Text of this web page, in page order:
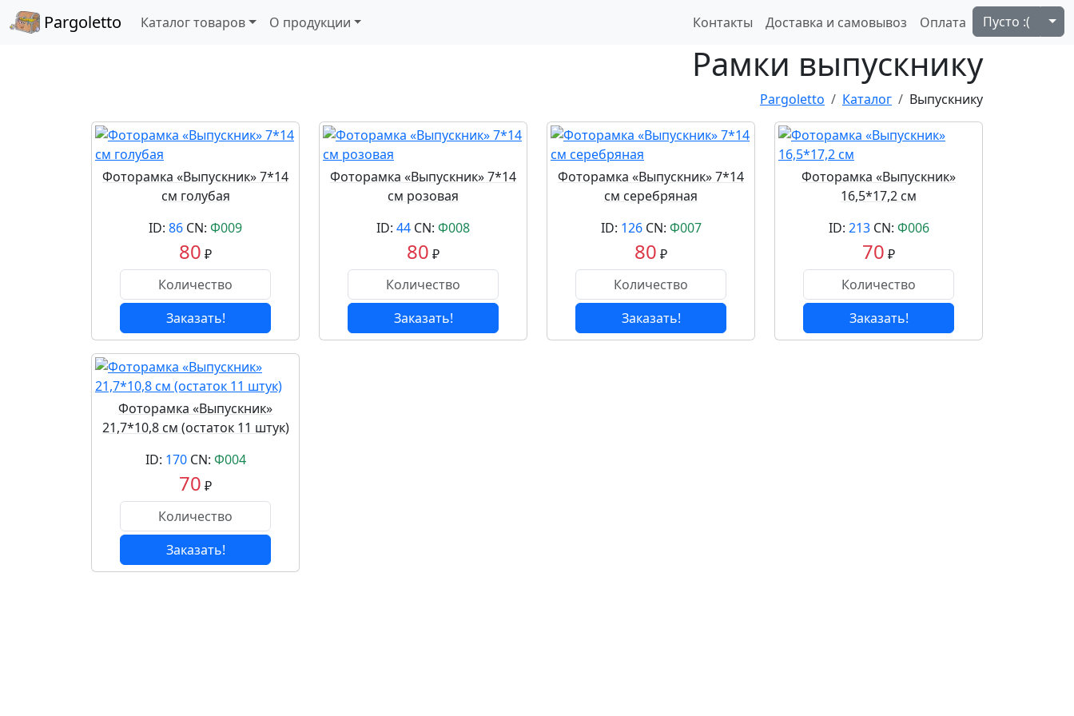
Pargoletto Каталог товаров О продукции Контакты Доставка и самовывоз Оплата Пусто :(
Рамки выпускнику
Pargoletto Каталог Выпускнику
Фоторамка «Выпускник» 7*14
см голубая
ID: 86 CN: Ф009
80 ₽
Заказать!
Фоторамка «Выпускник» 7*14
см розовая
ID: 44 CN: Ф008
80 ₽
Заказать!
Фоторамка «Выпускник» 7*14
см серебряная
ID: 126CN: Ф007
80 ₽
Заказать!
Фоторамка «Выпускник»
16,5*17,2 см
ID: 213CN: Ф006
70 ₽
Заказать!
Фоторамка «Выпускник»
21,7*10,8 см (остаток 11 штук)
ID: 170CN: Ф004
70 ₽
Заказать!